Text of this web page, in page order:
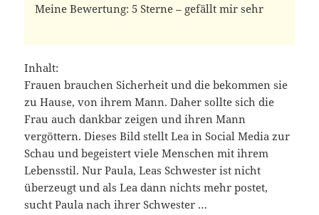
Meine Bewertung: 5 Sterne – gefällt mir sehr
Inhalt:
Frauen brauchen Sicherheit und die bekommen sie
zu Hause, von ihrem Mann. Daher sollte sich die
Frau auch dankbar zeigen und ihren Mann
vergöttern. Dieses Bild stellt Lea in Social Media zur
Schau und begeistert viele Menschen mit ihrem
Lebensstil. Nur Paula, Leas Schwester ist nicht
überzeugt und als Lea dann nichts mehr postet,
sucht Paula nach ihrer Schwester …